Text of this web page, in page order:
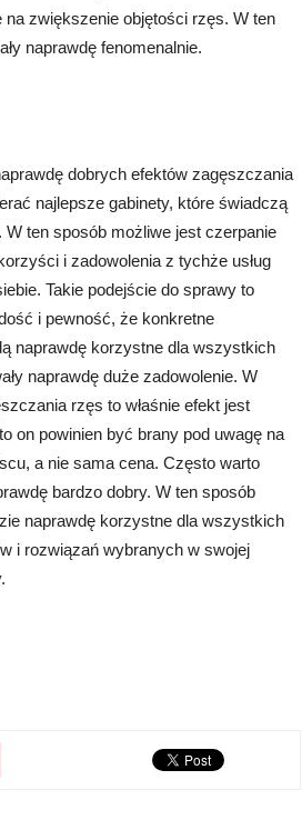
zwiększenie objętości rzęs. W ten
naprawdę fenomenalnie.
dobrych efektów zagęszczania
najlepsze gabinety, które świadczą
W ten sposób możliwe jest czerpanie
i zadowolenia z tychże usług
Takie podejście do sprawy to
i pewność, że konkretne
naprawdę korzystne dla wszystkich
naprawdę duże zadowolenie. W
rzęs to właśnie efekt jest
on powinien być brany pod uwagę na
a nie sama cena. Często warto
bardzo dobry. W ten sposób
naprawdę korzystne dla wszystkich
i rozwiązań wybranych w swojej